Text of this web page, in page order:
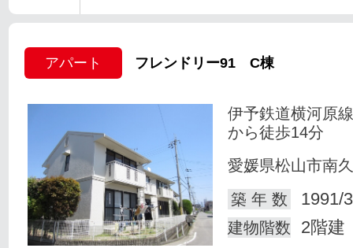
アパート フレンドリー91 C棟
伊予鉄道横河原
から徒歩14分
愛媛県松山市南
築 年 数
1991/
建物階数 2階建